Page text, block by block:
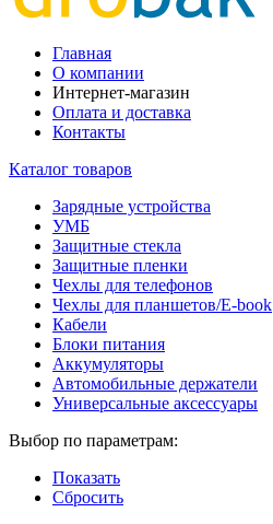
Главная
О компании
Интернет-магазин
Оплата и доставка
Контакты
Каталог товаров
Зарядные устройства
УМБ
Защитные стекла
Защитные пленки
Чехлы для телефонов
Чехлы для планшетов/E-book
Кабели
Блоки питания
Аккумуляторы
Автомобильные держатели
Универсальные аксессуары
Выбор по параметрам:
Показать
Сбросить